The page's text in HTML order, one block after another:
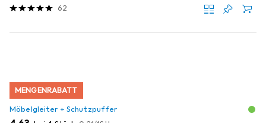
62
MENGENRABATT
Möbelgleiter + Schutzpuffer
EUR